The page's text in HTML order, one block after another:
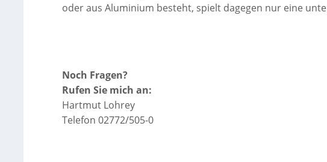
oder aus Aluminium besteht, spielt dagegen nur eine
Noch Fragen?
Rufen Sie mich an:
Hartmut Lohrey
Telefon 02772/505-0